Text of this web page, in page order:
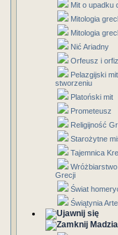
Mit o upadku
Mitologia
Mitologia
Nić Ariadny
Orfeusz i
Pelazgijski
stworzeniu
Platoński mit
Prometeusz
Religijność
Starożytne
Tajemnica
Grecji
Świat
Świątynia